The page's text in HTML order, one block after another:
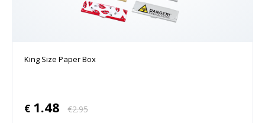
King Size Paper Box
€ 1.48 €2.95